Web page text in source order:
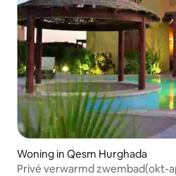
Woning in Qesm Hurghada
Privé verwarmd zwembad(okt-